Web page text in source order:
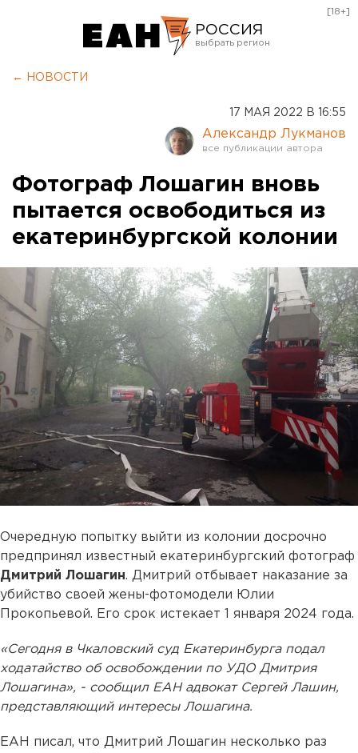
РОССИЯ
Оренбург
[18+]
← НОВОСТИ
17 МАЯ 2022 В 16:55
Александр Лукманов
Фотограф Лошагин вновь
пытается освободиться из
екатеринбургской колонии
Очередную попытку выйти из колонии досрочно
предпринял известный екатеринбургский фотограф
Дмитрий Лошагин. Дмитрий отбывает наказание за
убийство своей жены-фотомодели Юлии
Прокопьевой. Его срок истекает 1 января 2024 года.
«Сегодня в Чкаловский суд Екатеринбурга подал
ходатайство об освобождении по УДО Дмитрия
Лошагина», - сообщил ЕАН адвокат Сергей Лашин,
представляющий интересы Лошагина.
ЕАН писал, что Дмитрий Лошагин несколько раз